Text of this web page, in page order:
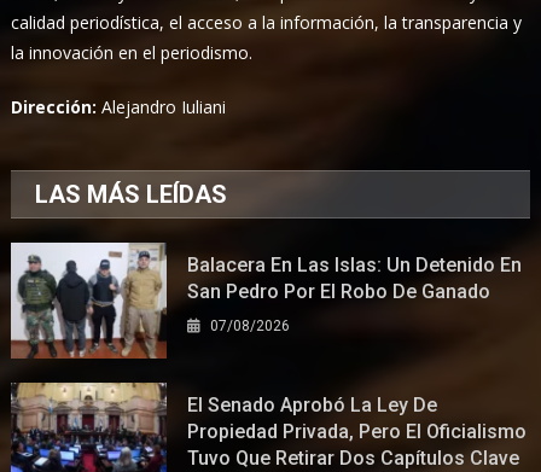
calidad periodística, el acceso a la información, la transparencia y
la innovación en el periodismo.
Dirección:Alejandro Iuliani
LAS MÁS LEÍDAS
Balacera En Las Islas: Un Detenido En
San Pedro Por El Robo De Ganado
07/08/2026
El Senado Aprobó La Ley De
Propiedad Privada, Pero El Oficialismo
Tuvo Que Retirar Dos Capítulos Clave